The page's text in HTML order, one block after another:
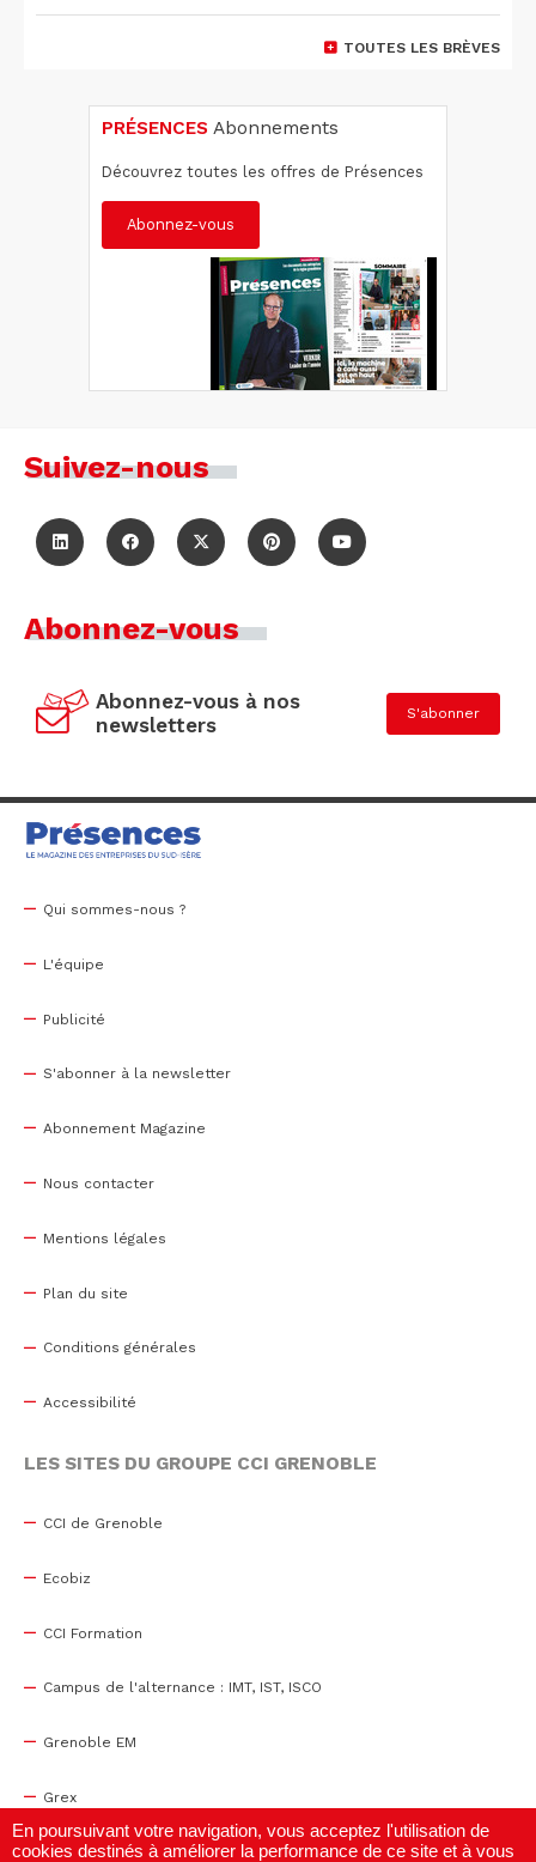
TOUTES LES BRÈVES
PRÉSENCES Abonnements
Découvrez toutes les offres de Présences
Abonnez-vous
Suivez-nous
Abonnez-vous
Abonnez-vous à nos
newsletters
S'abonner
Qui sommes-nous ?
L'équipe
Publicité
S'abonner à la newsletter
Abonnement Magazine
Nous contacter
Mentions légales
Plan du site
Conditions générales
Accessibilité
LES SITES DU GROUPE CCI GRENOBLE
CCI de Grenoble
Ecobiz
CCI Formation
Campus de l'alternance : IMT, IST, ISCO
Grenoble EM
Grex
WTC Grenoble
En poursuivant votre navigation, vous acceptez l'utilisation de
cookies destinés à améliorer la performance de ce site et à vous